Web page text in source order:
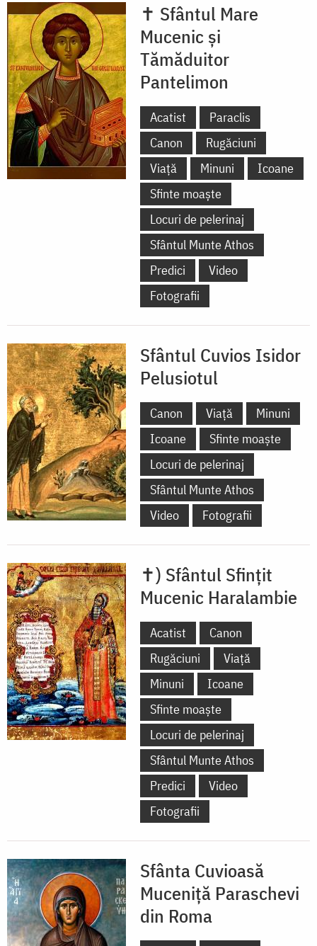
✝ Sfântul Mare
Mucenic și
Tămăduitor
Pantelimon
Acatist
Paraclis
Canon
Rugăciuni
Viață
Minuni
Icoane
Sfinte moaște
Locuri de pelerinaj
Sfântul Munte Athos
Predici
Video
Fotografii
Sfântul Cuvios Isidor
Pelusiotul
Canon Viață
Minuni
Icoane
Sfinte moaște
Locuri de pelerinaj
Sfântul Munte Athos
Video
Fotografii
✝) Sfântul Sfințit
Mucenic Haralambie
Acatist
Canon
Rugăciuni
Viață
Minuni
Icoane
Sfinte moaște
Locuri de pelerinaj
Sfântul Munte Athos
Predici
Video
Fotografii
Sfânta Cuvioasă
Muceniță Paraschevi
din Roma